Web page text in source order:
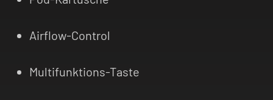
Airflow-Control
Multifunktions-Taste